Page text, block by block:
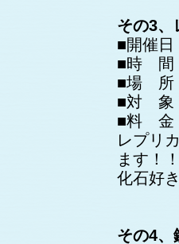
その3、
■開催日
■時 間
■場 所
■対 象
■料 金
レプリ
ます！
化石好
その4、